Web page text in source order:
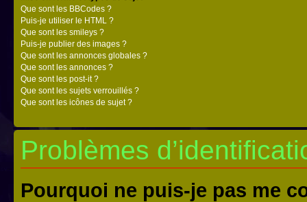
Que sont les BBCodes ?
Puis-je utiliser le HTML ?
Que sont les smileys ?
Puis-je publier des images ?
Que sont les annonces globales ?
Que sont les annonces ?
Que sont les post-it ?
Que sont les sujets verrouillés ?
Que sont les icônes de sujet ?
Problèmes
Pourquoi ne puis-je pas me